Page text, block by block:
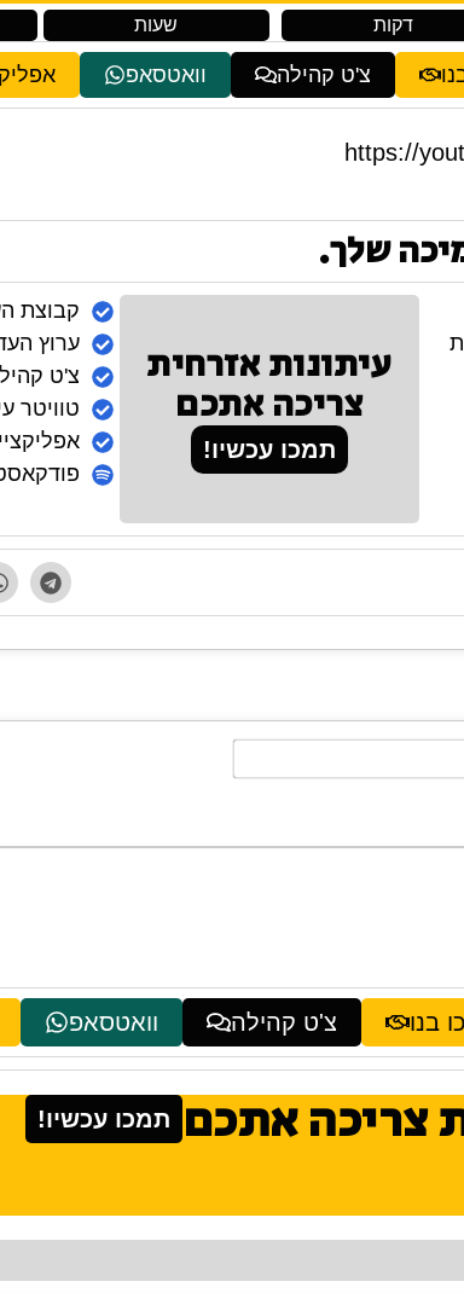
שעות דקות
צ'ט קהילה וואטסאפ
https://
שלך.
עיתונות אזרחית
צריכה אתכם
תמכו עכשיו!
קבוצת
ערוץ
צ'ט
טוויטר
השם
בנו צ'ט קהילה וואטסאפ
צריכה אתכם תמכו עכשיו!